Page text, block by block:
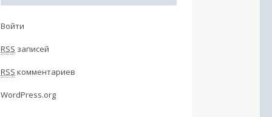
Войти
RSS записей
RSS комментариев
WordPress.org